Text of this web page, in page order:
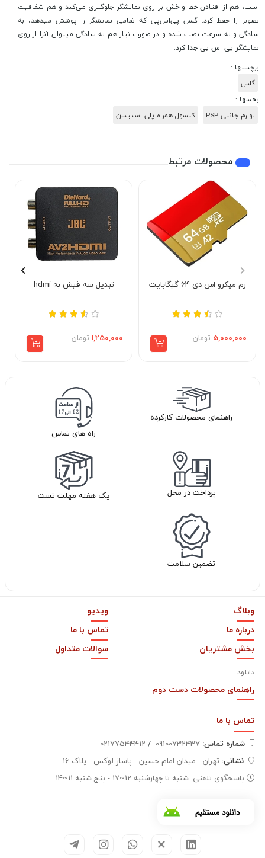
است، هم از افتادن خط و خش بر روی نمایشگر جلوگیری می‌کند و هم شفافیت
تصویر را حفظ کرد. گلس پی‌اس‌پی که تمامی نمایشگر را پوشش میدهد، به
سادگی و به سرعت نصب شده و در صورت نیاز هم به سادگی میتوان آنرا از روی
نمایشگر پی اس پی جدا کرد.
برچسبها :
گلس
بخشها :
لوازم جانبی PSP
کنسول همراه پلی استیشن
محصولات مرتبط
رم میکرو اس دی 64 گیگابایت
5,000,000 تومان
تبدیل سه فیش به hdmi
1,250,000 تومان
راهنمای محصولات کارکرده
راه های تماس
پرداخت در محل یک هفته مهلت تست
تضمین سلامت
وبلاگ
ویدیو
درباره ما
تماس با ما
بخش مشتریان
دانلود
سوالات متداول
راهنمای محصولات دست دوم
تماس با ما
شماره تماس‌: /
02177544412
نشانی: تهران - میدان امام حسین - پاساژ لوکس - پلاک 16
پاسخگوی تلفنی: شنبه تا چهارشنبه 12~17 - پنج شنبه 11~14